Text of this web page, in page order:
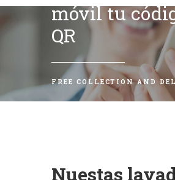
móvil tu
QR
FREE COLLECTION AND
Nuestas